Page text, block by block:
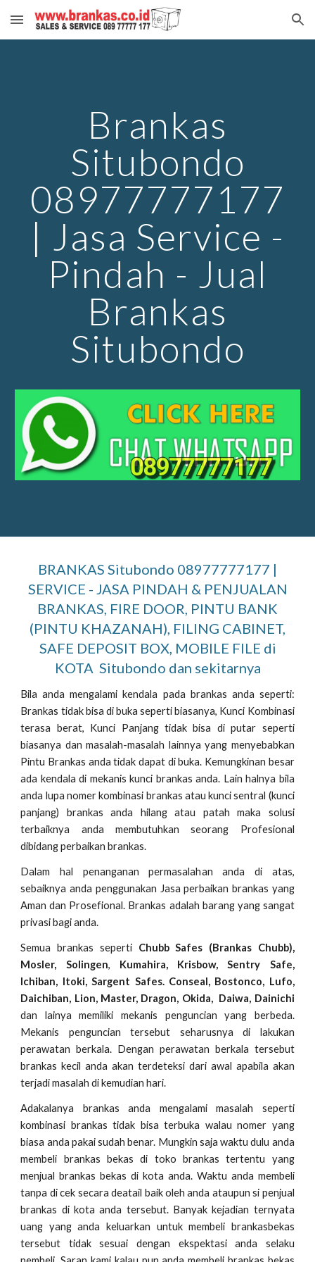
Skip to main content Skip to navigation
Brankas
Situbondo
08977777177
| Jasa Service -
Pindah - Jual
Brankas
Situbondo
BRANKAS Situbondo 08977777177 |
SERVICE - JASA PINDAH & PENJUALAN
BRANKAS, FIRE DOOR, PINTU BANK
(PINTU KHAZANAH), FILING CABINET,
SAFE DEPOSIT BOX, MOBILE FILE di
KOTA Situbondo dan sekitarnya
Bila anda mengalami kendala pada brankas anda seperti:
Brankas tidak bisa di buka seperti biasanya, Kunci Kombinasi
terasa berat, Kunci Panjang tidak bisa di putar seperti
biasanya dan masalah-masalah lainnya yang menyebabkan
Pintu Brankas anda tidak dapat di buka. Kemungkinan besar
ada kendala di mekanis kunci brankas anda. Lain halnya bila
anda lupa nomer kombinasi brankas atau kunci sentral (kunci
panjang) brankas anda hilang atau patah maka solusi
terbaiknya anda membutuhkan seorang Profesional
dibidang perbaikan brankas.
Dalam hal penanganan permasalahan anda di atas,
sebaiknya anda penggunakan Jasa perbaikan brankas yang
Aman dan Prosefional. Brankas adalah barang yang sangat
privasi bagi anda.
Semua brankas seperti Chubb Safes (Brankas Chubb),
Mosler, Solingen, Kumahira, Krisbow, Sentry Safe,
Ichiban, Itoki, Sargent Safes. Conseal, Bostonco, Lufo,
Daichiban, Lion, Master, Dragon, Okida, Daiwa, Dainichi
dan lainya memiliki mekanis penguncian yang berbeda.
Mekanis penguncian tersebut seharusnya di lakukan
perawatan berkala. Dengan perawatan berkala tersebut
brankas kecil anda akan terdeteksi dari awal apabila akan
terjadi masalah di kemudian hari.
Adakalanya brankas anda mengalami masalah seperti
kombinasi brankas tidak bisa terbuka walau nomer yang
biasa anda pakai sudah benar. Mungkin saja waktu dulu anda
membeli brankas bekas di toko brankas tertentu yang
menjual brankas bekas di kota anda. Waktu anda membeli
tanpa di cek secara deatail baik oleh anda ataupun si penjual
brankas di kota anda tersebut. Banyak kejadian ternyata
uang yang anda keluarkan untuk membeli brankasbekas
tersebut tidak sesuai dengan ekspektasi anda selaku